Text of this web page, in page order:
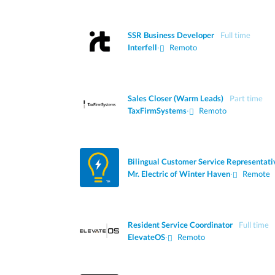
SSR Business Developer
Full time
Interfell· Remoto
Sales Closer (Warm Leads)
Part time
TaxFirmSystems· Remoto
Bilingual Customer Service
Mr. Electric of Winter Haven· Remote
Resident Service Coordinator
Full time
ElevateOS· Remoto